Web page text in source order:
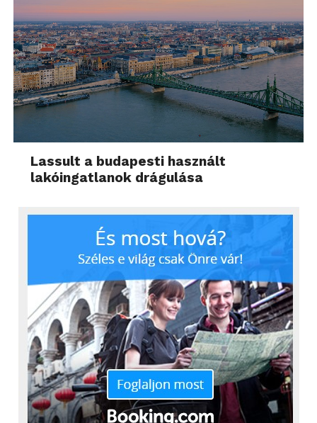
Lassult a budapesti használt
lakóingatlanok drágulása